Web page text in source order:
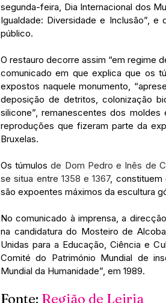
segunda-feira, Dia Internacional dos
Igualdade: Diversidade e Inclusão”,
público.
O restauro decorre assim “em regime
comunicado em que explica que os
expostos naquele monumento,
deposição de detritos, colonização
silicone”, remanescentes dos
reproduções que fizeram parte da
Bruxelas.
Os túmulos de Dom Pedro e Inês de
se situa entre 1358 e 1367, constituem
são expoentes máximos da escultura
No comunicado à imprensa, a
na candidatura do Mosteiro de
Unidas para a Educação, Ciência e
Comité do Património Mundial de
Mundial da Humanidade”, em 1989.
Fonte: Região de Leiria